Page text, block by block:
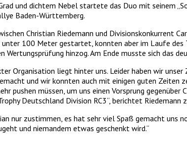
und dichtem Nebel startete das Duo mit seinem
Baden-Württemberg.
Christian Riedemann und Divisionskonkurrent
100 Meter gestartet, konnten aber im Laufe
hinzog. Am Ende musste sich das
Organisation liegt hinter uns. Leider haben wir
und wir konnten auch mit einigen guten
pushen müssen, um uns einen Vorsprung
Deutschland Division RC3“, berichtet Riedemann
nur zustimmen, es hat sehr viel Spaß gemacht uns
und niemandem etwas geschenkt wird.“